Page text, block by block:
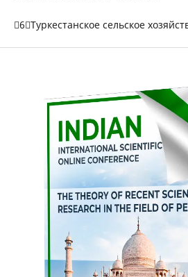
6Туркестанское сельское